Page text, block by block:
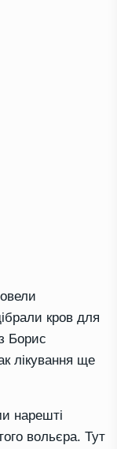
кров для
Борис
лікування ще
нарешті
вольєра. Тут